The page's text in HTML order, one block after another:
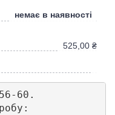
немає в наявності
525,00 ₴
60.